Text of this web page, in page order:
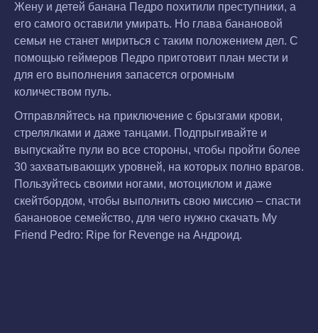
Жену и детей банана Педро похитили преступники, а
его самого оставили умирать. Но глава банановой
семьи не станет мириться с таким положением дел. С
помощью геймеров Педро приготовит план мести и
для его выполнения запасется огромным
количеством пуль.
Отправляйтесь на приключение с брызгами крови,
стрелялками и даже танцами. Подпрыгивайте и
выпускайте пули во все стороны, чтобы пройти более
30 захватывающих уровней, на которых полно врагов.
Пользуйтесь своими ногами, мотоциклом и даже
скейтбордом, чтобы выполнить свою миссию – спасти
банановое семейство, для чего нужно скачать My
Friend Pedro: Ripe for Revenge на Андроид.